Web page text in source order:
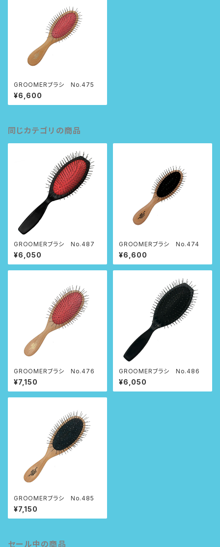
GROOMERブラシ No.475
¥6,600
同じカテゴリの商品
GROOMERブラシ No.487
¥6,050
GROOMERブラシ No.474
¥6,600
GROOMERブラシ No.476
¥7,150
GROOMERブラシ No.486
¥6,050
GROOMERブラシ No.485
¥7,150
セール中の商品